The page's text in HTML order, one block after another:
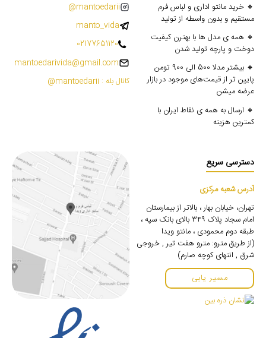
🔸 خرید مانتو اداری و لباس فرم
مستقیم و بدون واسطه از تولید
🔸 همه ی مدل ها با بهترن کیفیت
دوخت و پارچه تولید شدن
🔸 بیشتر مدلا 500 الی 900 تومن
پایین تر از قیمت‌های موجود در بازار
عرضه میشن
🔸 ارسال به همه ی نقاط ایران با
کمترین هزینه
mantoedarii@
manto_vida
02177651120
mantoedarivida@gmail.com
کانال بله : mantoedarii@
دسترسی سریع
آدرس شعبه مرکزی
تهران، خیابان بهار ، بالاتر از بیمارستان
امام سجاد پلاک ۳۴۹ بالای بانک سپه ،
طبقه دوم محمودی ، مانتو ویدا
(از طریق مترو: مترو هفت تیر , خروجی
شرق , انتهای کوچه صارم)
مسیر یابی